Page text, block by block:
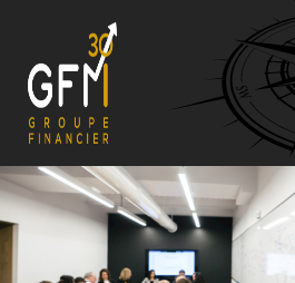
ABONNEZ-
VOUS
À
INFOLETTRE
BLOGUE
NOUS